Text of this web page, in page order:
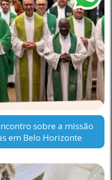
sobre a missão
em Belo Horizonte